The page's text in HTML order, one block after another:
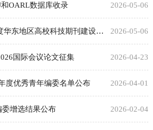
2026-05-06
OARL数据库收录
2026-05-06
地区高校科技期刊建设示范案例库
2026-04-23
国际会议论文征集
2026-04-01
度优秀青年编委名单公布
2026-02-04
增选结果公布